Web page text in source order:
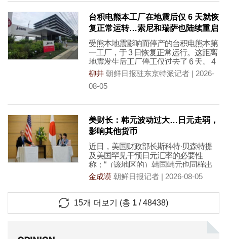
台积电熊本工厂在地震后仅 6 天就恢
复正常运转…索尼和瑞萨也陆续重启
受熊本地震影响而停产的台积电熊本第
一工厂，于 3 日恢复正常运行。这距离
地震发生后工厂停工仅过去了 6 天。 4
柳井 朝鲜日报驻东京特派记者 | 2026-
08-05
美财长：韩元波动过大…日元走弱，
影响其他货币
近日，美国财政部长斯科特·贝森特提
及美国罕见干预日元汇率的必要性
称：“（该地区的）韩国韩元也同样出
现了过度波动。”他公开
金成谟 朝鲜日报记者 | 2026-08-05
15개 더보기 (총 1 /48438)